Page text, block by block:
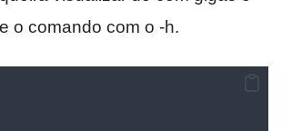
o comando com o -h.